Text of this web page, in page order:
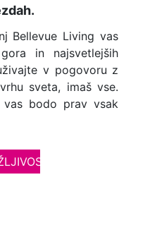
Bellevue Living vas
in najsvetlejših
v pogovoru z
sveta, imaš vse.
vas bodo prav vsak